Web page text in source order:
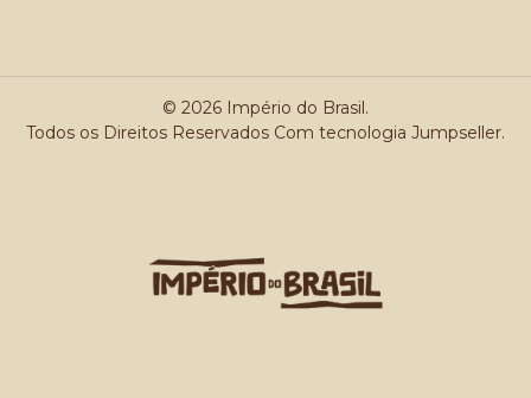
© 2026 Império do Brasil.
Todos os Direitos Reservados Com tecnologia Jumpseller.